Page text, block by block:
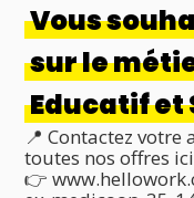
Vous
sur le
Educatif et
📍 Contactez votre
toutes nos offres
👉